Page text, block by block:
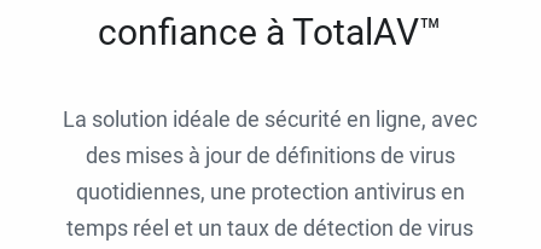
confiance à TotalAV™
La solution idéale de sécurité en ligne, avec
des mises à jour de définitions de virus
quotidiennes, une protection antivirus en
temps réel et un taux de détection de virus